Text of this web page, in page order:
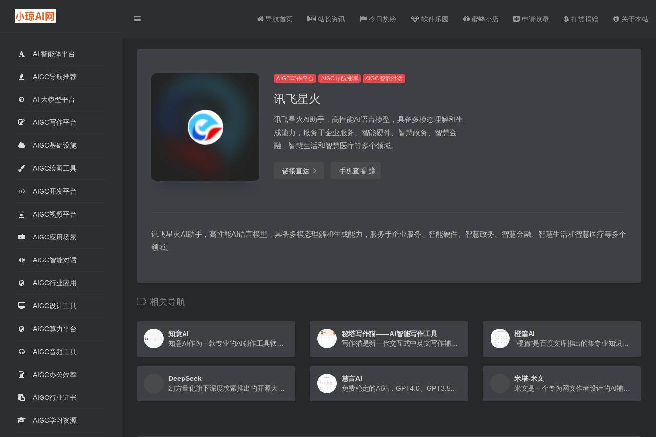
AI 智能体平台
AIGC导航推荐
AI 大模型平台
AIGC写作平台
AIGC基础设施
AIGC绘画工具
AIGC开发平台
AIGC视频平台
AIGC应用场景
AIGC智能对话
AIGC行业应用
AIGC设计工具
AIGC算力平台
AIGC音频工具
AIGC办公效率
AIGC行业证书
AIGC学习资源
导航首页 站长资讯 今日热榜 软件乐园 蜜蜂小店 申请收录 打赏捐赠 关于本站
AIGC写作平台 AIGC导航推荐 AIGC智能对话
讯飞星火
讯飞星火AI助手，高性能AI语言模型，具备多模态理解和生
成能力，服务于企业服务、智能硬件、智慧政务、智慧金
融、智慧生活和智慧医疗等多个领域。
链接直达 手机查看
讯飞星火AI助手，高性能AI语言模型，具备多模态理解和生成能力，服务于企业服务、智能硬件、智慧政务、智慧金融、智慧生活和智慧医疗等多个
领域。
相关导航
知意AI
秘塔写作猫——AI智能写作工具
写作猫是新一代交互式中英文写作辅助平台，集智能文本纠错、改写润色、自动续写、智能配图为一体。
橙篇AI
DeepSeek
慧言AI
米塔-米文